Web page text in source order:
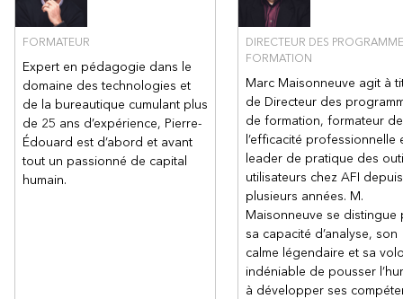
Créer un dessin
Commencer un nouveau dessin
Description des modèles fournis
Ajouter des pages
Ajouter des formes à un dessin à partir d’un gabarit
Gestion de base des formes (agrandir, déplacer,
supprimer)
Connecter des formes
Ajouter et modifier du texte dans une forme, un lien ou tout
Mise en forme aux formes, aux liens et au texte
Utiliser les options de remplissage, de trait et d’ombre
FORMATEUR
Expert en pédagogie dans le
domaine des technologies et
de la bureautique cumulant plus
de 25 ans d’expérience, Pierre-
Édouard est d’abord et avant
tout un passionné de capital
humain.
DIRECTEUR DES
FORMATION
Marc Maisonneuve agit à
de Directeur des
de formation, formateur de
l’efficacité professionnelle
leader de pratique des
utilisateurs chez AFI depuis
plusieurs années. M.
Maisonneuve se distingue
sa capacité d’analyse, son
calme légendaire et sa
indéniable de pousser
à développer ses